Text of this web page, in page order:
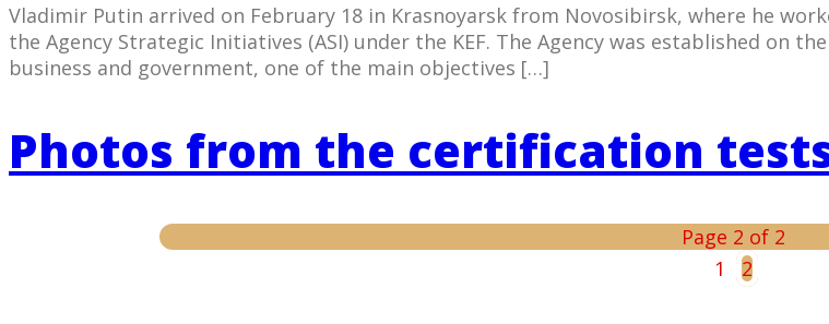
Vladimir Putin arrived on February 18 in Krasnoyarsk from Novosibirsk, where he
the Agency Strategic Initiatives (ASI) under the KEF. The Agency was established
business and government, one of the main objectives […]
Photos from the certification
Page 2 of 2
1
2